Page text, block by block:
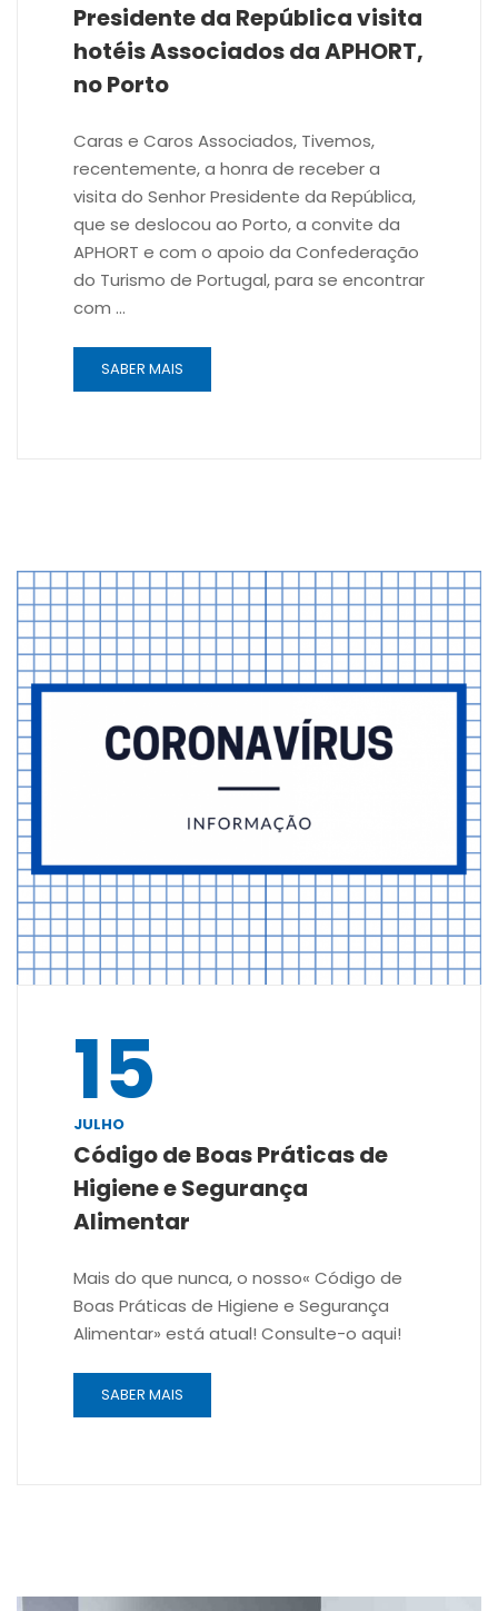
Presidente da República visita
hotéis Associados da APHORT,
no Porto
Caras e Caros Associados, Tivemos,
recentemente, a honra de receber a
visita do Senhor Presidente da República,
que se deslocou ao Porto, a convite da
APHORT e com o apoio da Confederação
do Turismo de Portugal, para se encontrar
com …
SABER MAIS
15
JULHO
Código de Boas Práticas de
Higiene e Segurança
Alimentar
Mais do que nunca, o nosso« Código de
Boas Práticas de Higiene e Segurança
Alimentar» está atual! Consulte-o aqui!
SABER MAIS